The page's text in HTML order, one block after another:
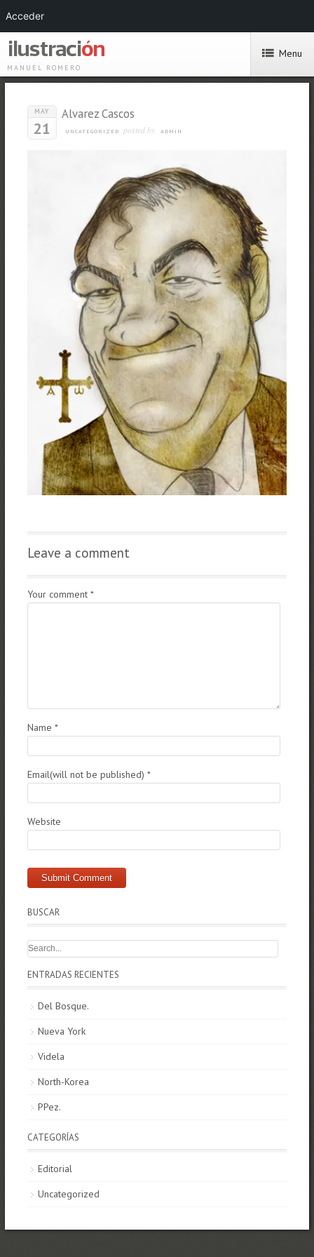
MANUEL ROMERO
Menu
MAY
21
Alvarez Cascos
UNCATEGORIZED posted by ADMIN
Leave a comment
Your comment *
Name *
Email(will not be published) *
Website
BUSCAR
ENTRADAS RECIENTES
Del Bosque.
Nueva York
Videla
North-Korea
PPez.
CATEGORÍAS
Editorial
Uncategorized
Acceder